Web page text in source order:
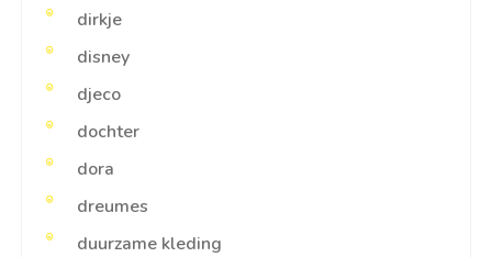
dirkje
disney
djeco
dochter
dora
dreumes
duurzame kleding